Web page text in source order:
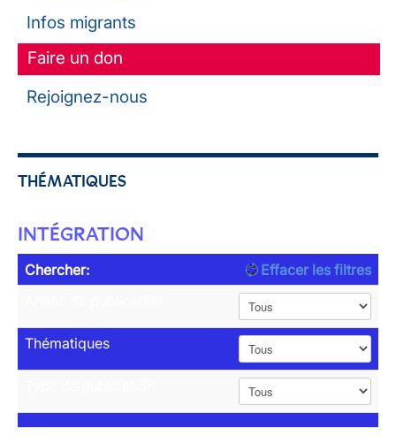
Infos migrants
Faire un don
Rejoignez-nous
THÉMATIQUES
INTÉGRATION
Chercher:
Effacer les filtres
Thématiques